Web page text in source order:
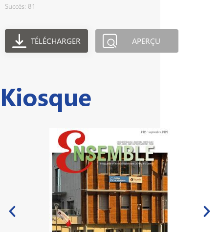
Succès: 81
TÉLÉCHARGER APERÇU
Kiosque